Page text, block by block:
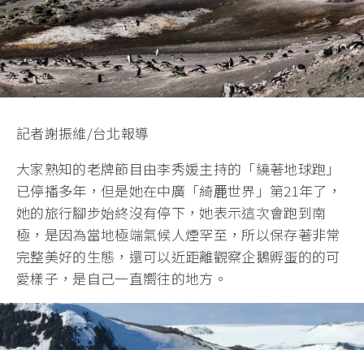
記者謝振維/台北報導
大家熟知的老牌節目由李秀媛主持的「繞著地球跑」
已停播多年，但是她在中廣「綺䴡世界」第21年了，
她的旅行腳步始終沒有停下，她表示這次會跑到南
極，是因為當地極端氣候人煙罕至，所以保存著非常
完整美好的生態，還可以近距離觀察企鵝孵蛋的的可
愛樣子，是自己一直嚮往的地方。